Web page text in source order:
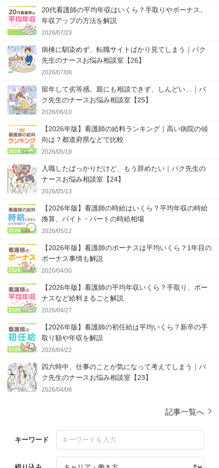
20代看護師の平均年収はいくら？手取りやボーナス、
年収アップの方法を解説
2026/07/23
病棟に馴染めず、転職サイトばかり見てしまう｜バク
先生のナースお悩み相談室【26】
2026/07/08
留年して劣等感。親にも相談できず、しんどい…｜バ
ク先生のナースお悩み相談室【25】
2026/06/10
【2026年版】看護師の給料ランキング｜高い病院の傾
向は？都道府県などで比較
2026/05/19
入職したばっかりだけど、もう辞めたい｜バク先生の
ナースお悩み相談室【24】
2026/05/13
【2026年版】看護師の時給はいくら？平均年収の時給
換算、バイト・パートの時給相場
2026/05/12
【2026年版】看護師のボーナスは平均いくら？1年目の
ボーナス事情も解説
2026/04/30
【2026年版】看護師の平均年収いくら？手取り、ボー
ナスなど給料まるごと解説
2026/04/27
【2026年版】看護師の初任給は平均いくら？新卒の手
取り額や年収を解説
2026/04/22
四六時中、仕事のことが気になって考えてしまう｜バ
ク先生のナースお悩み相談室【23】
2026/04/08
記事一覧へ
キーワード